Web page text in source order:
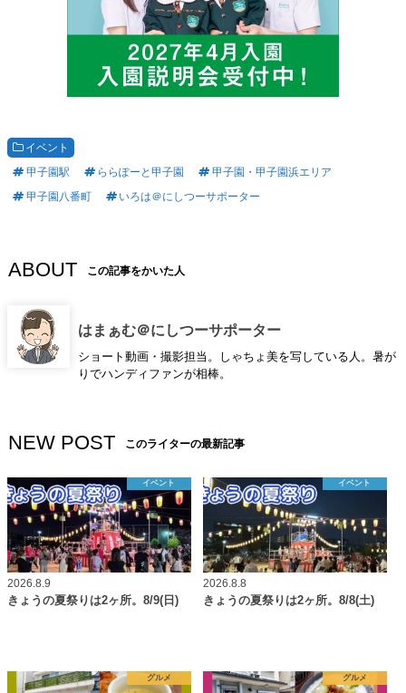
イベント
甲子園駅
ららぽーと甲子園
甲子園・甲子園浜エリア
甲子園八番町
いろは＠にしつーサポーター
ABOUT この記事をかいた人
はまぁむ＠にしつーサポーター
ショート動画・撮影担当。しゃちょ美を写している人。暑が
りでハンディファンが相棒。
NEW POST このライターの最新記事
イベント
2026.8.9
きょうの夏祭りは2ヶ所。8/9(日)
イベント
2026.8.8
きょうの夏祭りは2ヶ所。8/8(土)
グルメ グルメ